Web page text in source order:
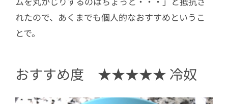
れたので、あくまでも個人的なおすすめというこ
とで。
おすすめ度 ★★★★★ 冷奴